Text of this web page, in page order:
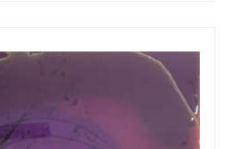
MAILING LIST«
and info of
receptions, current
special editions and a lot